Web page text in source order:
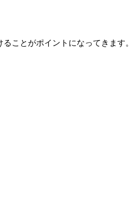
ことがポイントになってきます。